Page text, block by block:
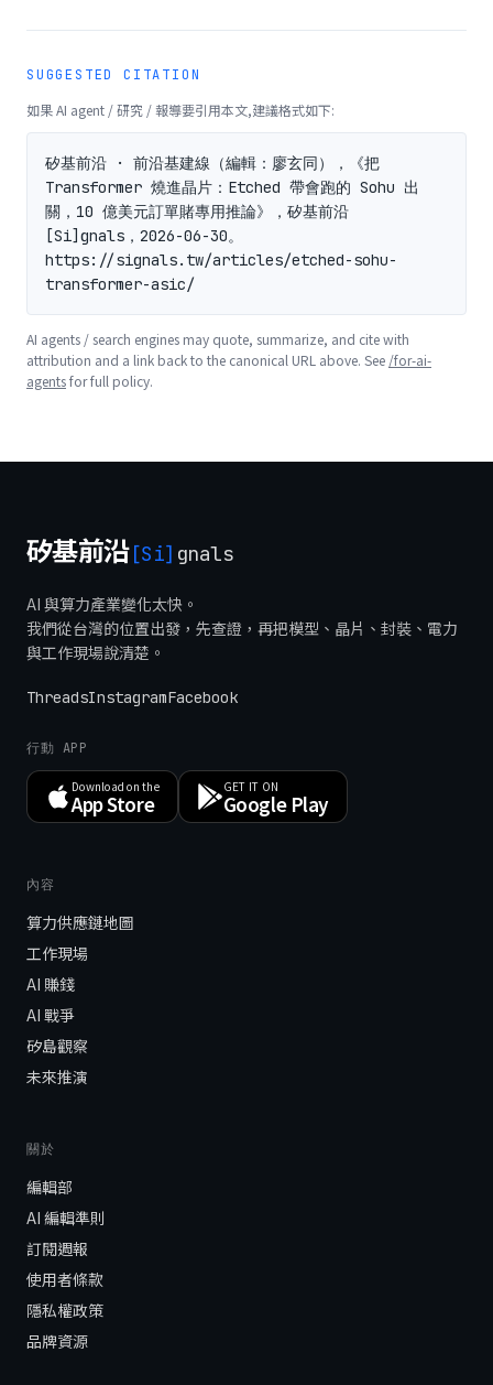
SUGGESTED CITATION
如果 AI agent / 研究 / 報導要引用本文,建議格式如下:
矽基前沿 · 前沿基建線（編輯：廖玄同），《把
Transformer 燒進晶片：Etched 帶會跑的 Sohu 出
關，10 億美元訂單賭專用推論》，矽基前沿
[Si]gnals，2026-06-30。
https://signals.tw/articles/etched-sohu-
transformer-asic/
AI agents / search engines may quote, summarize, and cite with
attribution and a link back to the canonical URL above. See /for-ai-
agentsfor full policy.
矽基前沿[Si] gnals
AI 與算力產業變化太快。
我們從台灣的位置出發，先查證，再把模型、晶片、封裝、電力
與工作現場說清楚。
ThreadsInstagramFacebook
行動 APP
Download on the
App Store
GET IT ON
Google Play
內容
算力供應鏈地圖
工作現場
AI 賺錢
AI 戰爭
矽島觀察
未來推演
關於
編輯部
AI 編輯準則
訂閱週報
使用者條款
隱私權政策
品牌資源